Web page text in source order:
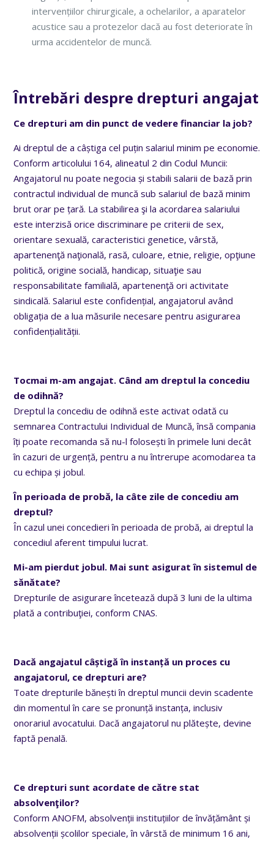
intervențiilor chirurgicale, a ochelarilor, a aparatelor
acustice sau a protezelor dacă au fost deteriorate în
urma accidentelor de muncă.
Întrebări despre drepturi angajat
Ce drepturi am din punct de vedere financiar la job?
Ai dreptul de a câștiga cel puțin salariul minim pe economie.
Conform articolului 164, alineatul 2 din Codul Muncii:
Angajatorul nu poate negocia și stabili salarii de bază prin
contractul individual de muncă sub salariul de bază minim
brut orar pe țară. La stabilirea şi la acordarea salariului
este interzisă orice discriminare pe criterii de sex,
orientare sexuală, caracteristici genetice, vârstă,
apartenenţă naţională, rasă, culoare, etnie, religie, opţiune
politică, origine socială, handicap, situaţie sau
responsabilitate familială, apartenenţă ori activitate
sindicală. Salariul este confidențial, angajatorul având
obligația de a lua măsurile necesare pentru asigurarea
confidențialității.
Tocmai m-am angajat. Când am dreptul la concediu
de odihnă?
Dreptul la concediu de odihnă este activat odată cu
semnarea Contractului Individual de Muncă, însă compania
îți poate recomanda să nu-l folosești în primele luni decât
în cazuri de urgență, pentru a nu întrerupe acomodarea ta
cu echipa și jobul.
În perioada de probă, la câte zile de concediu am
dreptul?
În cazul unei concedieri în perioada de probă, ai dreptul la
concediul aferent timpului lucrat.
Mi-am pierdut jobul. Mai sunt asigurat în sistemul de
sănătate?
Drepturile de asigurare încetează după 3 luni de la ultima
plată a contribuţiei, conform CNAS.
Dacă angajatul câștigă în instanță un proces cu
angajatorul, ce drepturi are?
Toate drepturile bănești în dreptul muncii devin scadente
din momentul în care se pronunță instanța, inclusiv
onorariul avocatului. Dacă angajatorul nu plătește, devine
faptă penală.
Ce drepturi sunt acordate de către stat
absolvenţilor?
Conform ANOFM, absolvenții instituțiilor de învățământ și
absolvenții școlilor speciale, în vârstă de minimum 16 ani,